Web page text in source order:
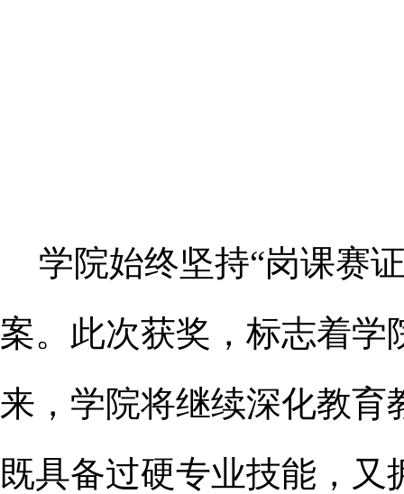
学院始终坚持“岗课赛
案。此次获奖，标志着学
来，学院将继续深化教
既具备过硬专业技能，